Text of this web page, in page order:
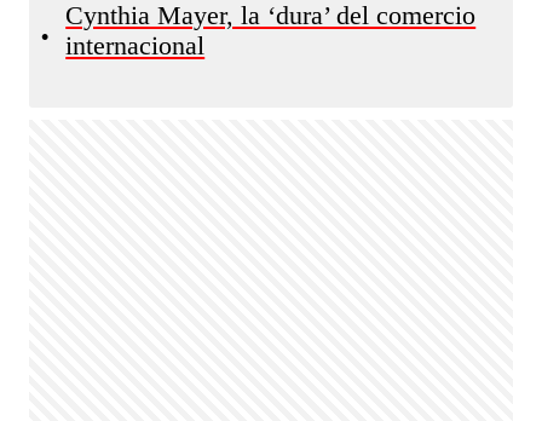
•
Cynthia Mayer, la ‘dura’ del comercio
internacional